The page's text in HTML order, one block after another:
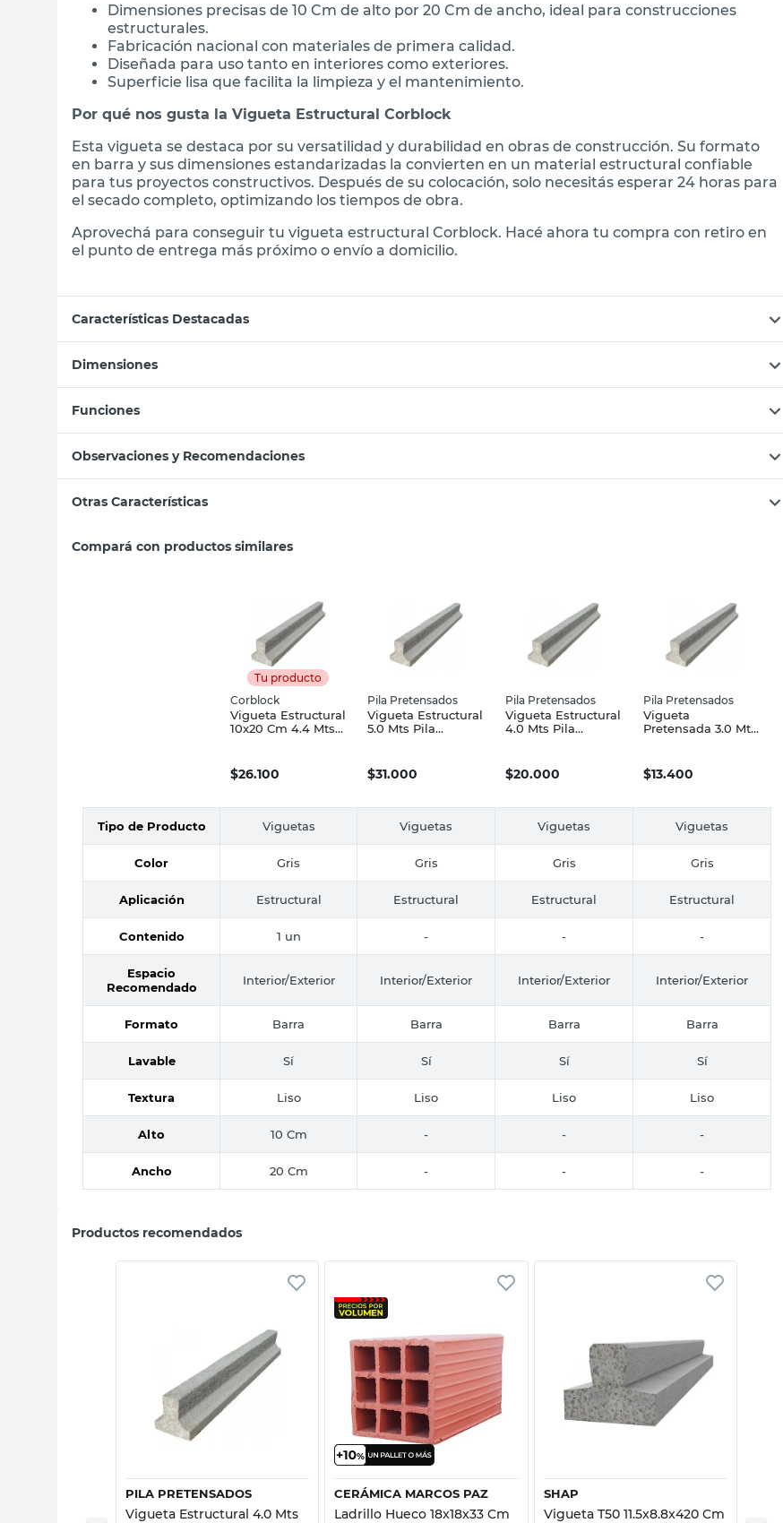
Dimensiones precisas de 10 Cm de alto por 20 Cm de ancho, ideal para construcciones
estructurales.
Fabricación nacional con materiales de primera calidad.
Diseñada para uso tanto en interiores como exteriores.
Superficie lisa que facilita la limpieza y el mantenimiento.
Por qué nos gusta la Vigueta Estructural Corblock
Esta vigueta se destaca por su versatilidad y durabilidad en obras de construcción. Su formato
en barra y sus dimensiones estandarizadas la convierten en un material estructural confiable
para tus proyectos constructivos. Después de su colocación, solo necesitás esperar 24 horas para
el secado completo, optimizando los tiempos de obra.
Aprovechá para conseguir tu vigueta estructural Corblock. Hacé ahora tu compra con retiro en
el punto de entrega más próximo o envío a domicilio.
Características Destacadas
Dimensiones
Funciones
Observaciones y Recomendaciones
Otras Características
Compará con productos similares
Tu producto
Corblock
Vigueta Estructural
10x20 Cm 4.4 Mts
$26.100
Pila Pretensados
Vigueta Estructural
5.0 Mts Pila
$31.000
Pila Pretensados
Vigueta Estructural
4.0 Mts Pila
$20.000
Pila Pretensados
Vigueta
Pretensada 3.0 Mts
$13.400
Tipo de Producto Viguetas Viguetas Viguetas Viguetas
Color Gris Gris Gris Gris
Aplicación Estructural Estructural Estructural Estructural
Contenido 1 un - - -
Espacio
Recomendado
Interior/Exterior Interior/Exterior Interior/Exterior Interior/Exterior
Formato Barra Barra Barra Barra
Lavable Sí Sí Sí Sí
Textura Liso Liso Liso Liso
Alto 10 Cm - - -
Ancho 20 Cm - - -
Productos recomendados
Vista rápida
PILA PRETENSADOS
Vigueta Estructural 4.0 Mts
Vista rápida
CERÁMICA MARCOS PAZ
Ladrillo Hueco 18x18x33 Cm
Vista rápida
SHAP
Vigueta T50 11.5x8.8x420 Cm